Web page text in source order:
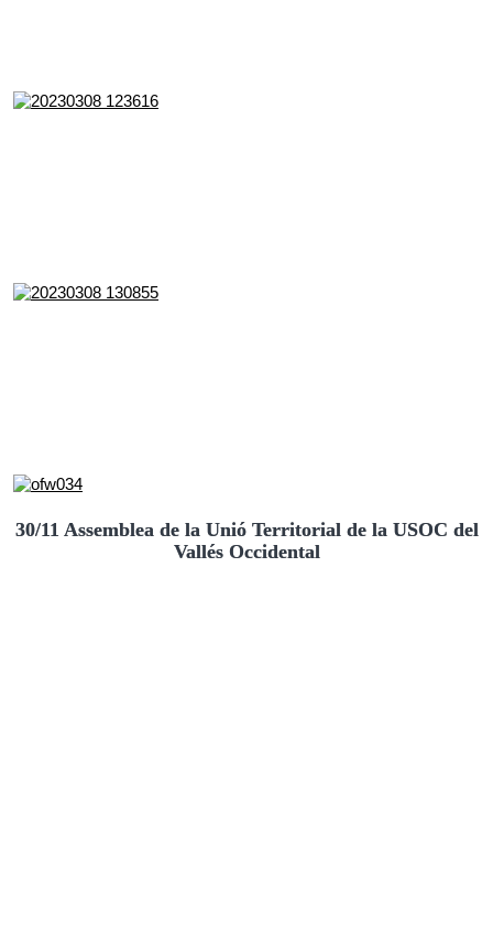
30/11 Assemblea de la Unió Territorial de la USOC del
Vallés Occidental